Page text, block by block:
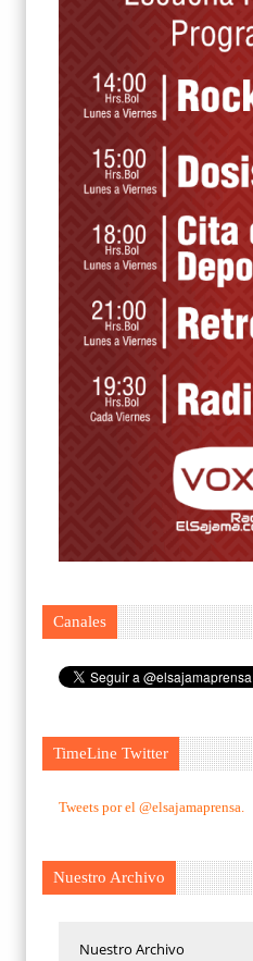
Canales
TimeLine Twitter
Tweets por el @elsajamaprensa.
Nuestro Archivo